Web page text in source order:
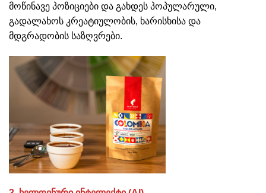
მოწინავე პოზიციები და გახდეს პოპულარული,
გადალახოს კრეატიულობის, ხარისხისა და
მდგრადობის საზღვრები.